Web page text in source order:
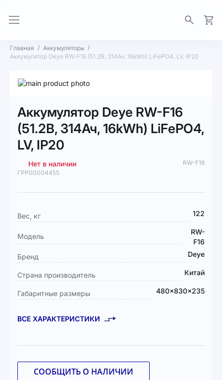
Главная
Аккумуляторы
Аккумулятор Deye RW-F16 (51.2В, 314Ач, 16kWh) LiFePO4, LV, IP20
Пропустить
к
галереям
изображений
началу
галереи
изображений
Аккумулятор Deye RW-F16
(51.2В, 314Ач, 16kWh) LiFePO4,
LV, IP20
Нет в наличии
RW-F16
ГРР00004455
Подробная
информация
Вес, кг 122
Модель
RW-
F16
Бренд
Deye
Страна производитель Китай
Габаритные размеры 480x830x235
ВСЕ ХАРАКТЕРИСТИКИ
СООБЩИТЬ О НАЛИЧИИ